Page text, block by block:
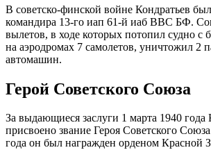
В советско-финской войне Кондратьев
командира 13-го иап 61-й иаб ВВС БФ.
вылетов, в ходе которых потопил судно с
на аэродромах 7 самолетов, уничтожил 2
автомашин.
Герой Советского Союза
За выдающиеся заслуги 1 марта 1940 года
присвоено звание Героя Советского
года он был награжден орденом Красной